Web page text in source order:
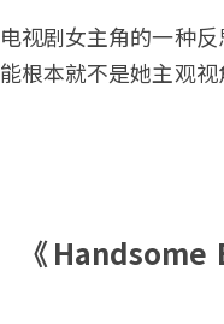
视剧女主角的一种反
根本就不是她主观视
Handsome